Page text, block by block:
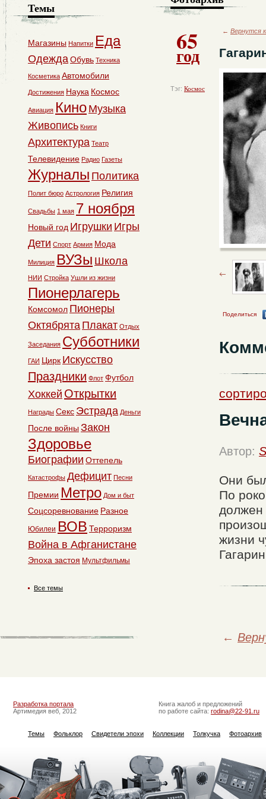
65
год
Тэг: Космос
← Вернутся
Поделиться
Автор:
Они
По
должен
жизни
←
Темы
Магазины Напитки Еда
ОдеждаОбувь Техника
Косметика Автомобили
Достижения Наука Космос
Авиация Кино Музыка
Живопись Книги
Архитектура Театр
Телевидение Радио Газеты
Журналы Политика
Полит бюро Астрология Религия
Свадьбы 1 мая 7 ноября
Новый год Игрушки Игры
Дети Спорт Армия Мода
Милиция ВУЗы Школа
НИИ Стройка Ушли из жизни
Пионерлагерь
Комсомол Пионеры
Октябрята Плакат Отдых
Заседания Субботники
ГАИ Цирк Искусство
Праздники Флот Футбол
Хоккей Открытки
Награды Секс Эстрада Деньги
После войны Закон
Здоровье
Биографии Оттепель
Катастрофы Дефицит Песни
Премии Метро Дом и быт
Соцсоревнование Разное
Юбилеи ВОВ Терроризм
Война в Афганистане
Эпоха застоя Мультфильмы
Все темы
Разработка портала
Артимедия веб, 2012
Книга жалоб и предложений
по работе сайта: rodina@22-91.ru
Темы Фольклор Свидетели эпохи Коллекции Толкучка Фотоархив